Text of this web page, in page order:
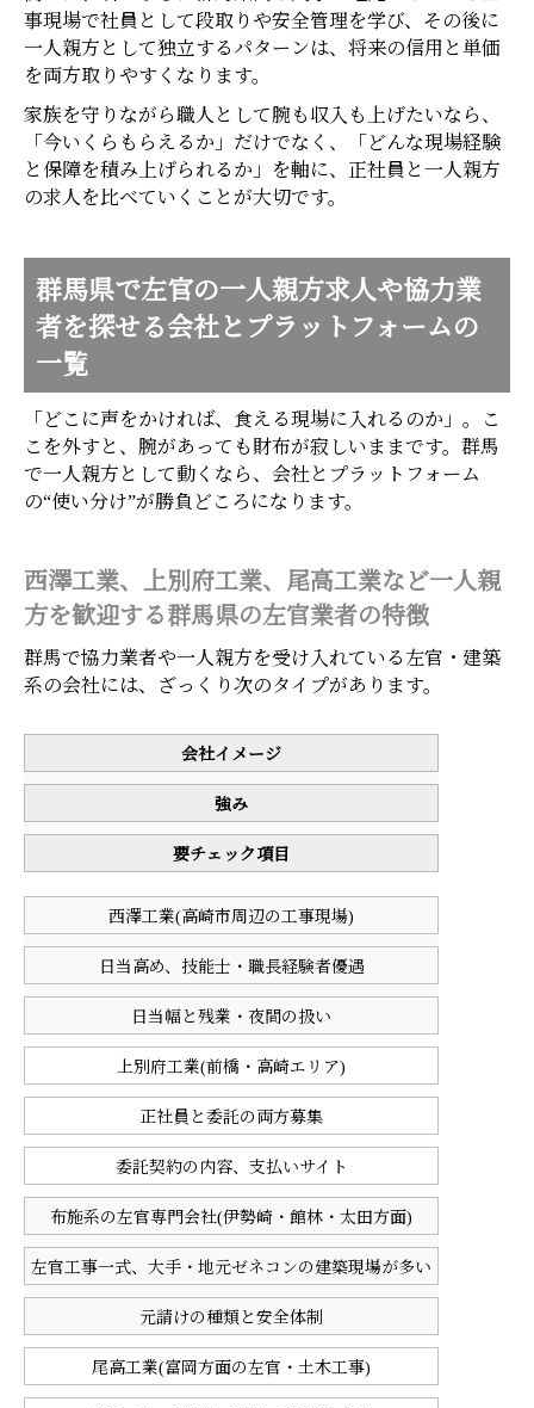
事現場で社員として段取りや安全管理を学び、その後に
一人親方として独立するパターンは、将来の信用と単価
を両方取りやすくなります。
家族を守りながら職人として腕も収入も上げたいなら、
「今いくらもらえるか」だけでなく、「どんな現場経験
と保障を積み上げられるか」を軸に、正社員と一人親方
の求人を比べていくことが大切です。
群馬県で左官の一人親方求人や協力業
者を探せる会社とプラットフォームの
一覧
「どこに声をかければ、食える現場に入れるのか」。こ
こを外すと、腕があっても財布が寂しいままです。群馬
で一人親方として動くなら、会社とプラットフォーム
の“使い分け”が勝負どころになります。
西澤工業、上別府工業、尾高工業など一人親
方を歓迎する群馬県の左官業者の特徴
群馬で協力業者や一人親方を受け入れている左官・建築
系の会社には、ざっくり次のタイプがあります。
会社イメージ
強み
要チェック項目
西澤工業(高崎市周辺の工事現場)
日当高め、技能士・職長経験者優遇
日当幅と残業・夜間の扱い
上別府工業(前橋・高崎エリア)
正社員と委託の両方募集
委託契約の内容、支払いサイト
布施系の左官専門会社(伊勢崎・館林・太田方面)
左官工事一式、大手・地元ゼネコンの建築現場が多い
元請けの種類と安全体制
尾高工業(富岡方面の左官・土木工事)